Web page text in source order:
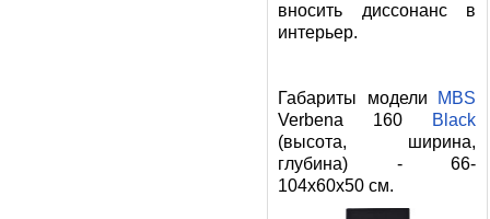
вносить диссонанс в
интерьер.
Габариты модели
MBS
Verbena 160
Black
(высота, ширина,
глубина) - 66-
104x60x50 см.